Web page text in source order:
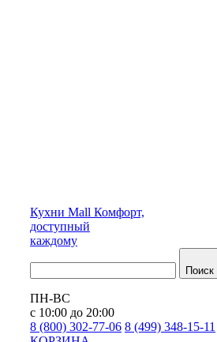
Кухни Mall Комфорт,
доступный
каждому
Поиск
ПН-ВС
с 10:00 до 20:00
8 (800) 302-77-06 8 (499) 348-15-11